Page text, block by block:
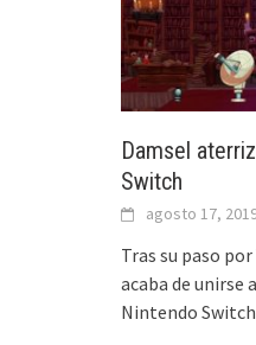
Damsel
Switch
agosto 17,
Tras su paso
acaba de unirse
Nintendo